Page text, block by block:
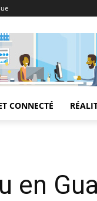
CONNECTÉ
en